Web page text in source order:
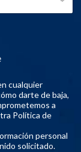
cualquier
darte de baja,
a
Política de
personal
solicitado.